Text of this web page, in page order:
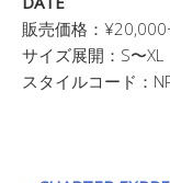
販売価格：
サイズ展開：S〜XL
スタイルコード：